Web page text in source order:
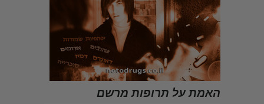
האמת על תרופות מרשם